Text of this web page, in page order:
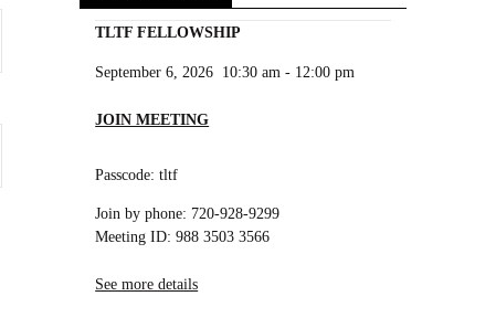
TLTF FELLOWSHIP
September 6, 2026 10:30 am - 12:00 pm
JOIN MEETING
Passcode: tltf
Join by phone: 720-928-9299
Meeting ID: 988 3503 3566
See more details